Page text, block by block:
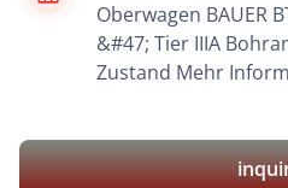
Oberwagen BAUER
&#47; Tier IIIA
Zustand Mehr